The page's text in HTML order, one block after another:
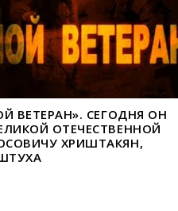
ВЕТЕРАН». СЕГОДНЯ ОН
ОТЕЧЕСТВЕННОЙ
ХРИШТАКЯН,